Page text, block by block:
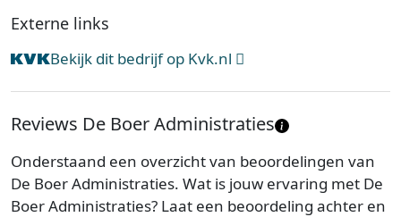
Externe links
Bekijk dit bedrijf op Kvk.nl
Reviews De Boer Administraties
Onderstaand een overzicht van beoordelingen van
De Boer Administraties. Wat is jouw ervaring met De
Boer Administraties? Laat een beoordeling achter en